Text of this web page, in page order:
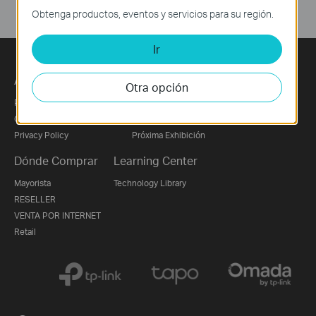
Acerca de Nosotros
Perfil Corporativo
Contáctanos
Privacy Policy
Noticias
Próxima Exhibición
Dónde Comprar
Mayorista
RESELLER
VENTA POR INTERNET
Retail
Learning Center
Technology Library
Obtenga productos, eventos y servicios para su región.
Ir
Otra opción